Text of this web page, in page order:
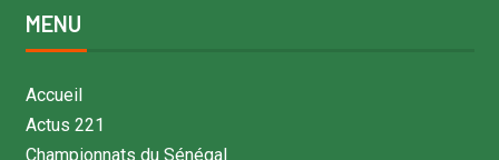
MENU
Accueil
Actus 221
Championnats du Sénégal